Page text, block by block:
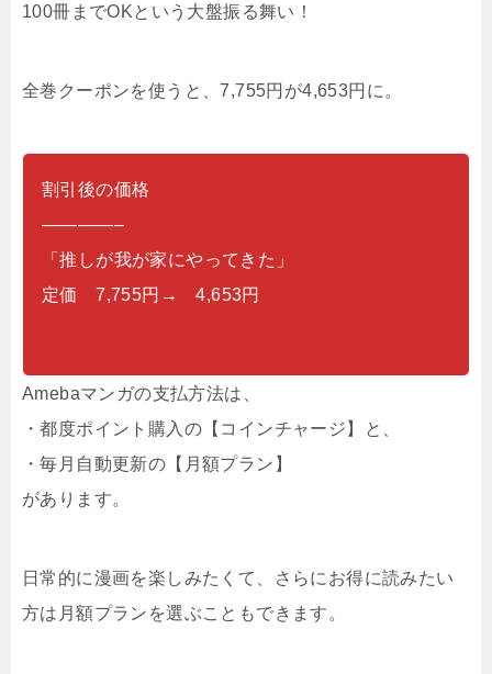
100冊までOKという大盤振る舞い！
全巻クーポンを使うと、7,755円が4,653円に。
割引後の価格
————–
「推しが我が家にやってきた」
定価 7,755円→ 4,653円
Amebaマンガの支払方法は、
・都度ポイント購入の【コインチャージ】と、
・毎月自動更新の【月額プラン】
があります。
日常的に漫画を楽しみたくて、さらにお得に読みたい
方は月額プランを選ぶこともできます。